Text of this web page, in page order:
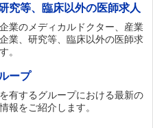
究等、臨床以外の医師求人
業のメディカルドクター、産業
業、研究等、臨床以外の医師求
。
ープ
有するグループにおける最新の
報をご紹介します。